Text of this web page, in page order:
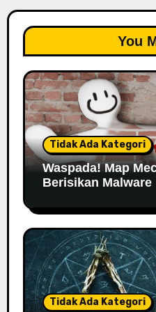
You
Tidak Ada Kategori
Waspada! Map
Berisikan Malware
Tidak Ada Kategori